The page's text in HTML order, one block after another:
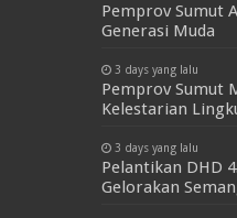
Pemprov Sumut
Generasi Muda
3 days yang lalu
Pemprov Sumut
Kelestarian
3 days yang lalu
Pelantikan DHD
Gelorakan